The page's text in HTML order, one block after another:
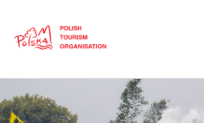
Polski